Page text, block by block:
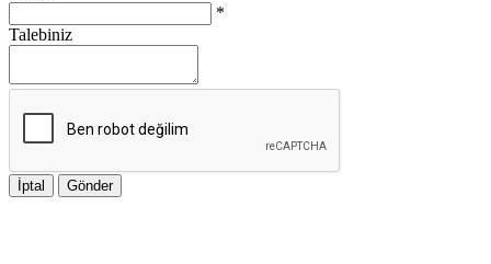
*
Talebiniz
İptal Gönder